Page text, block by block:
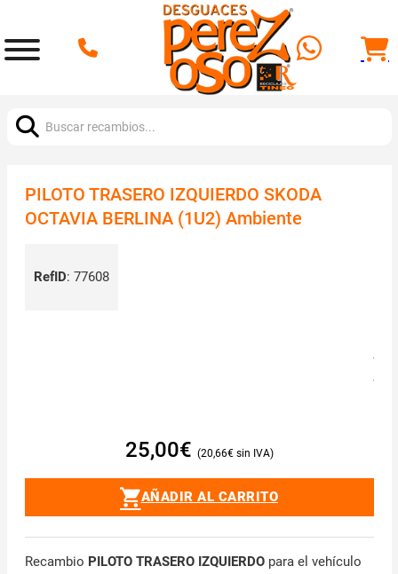
PILOTO TRASERO IZQUIERDO SKODA
OCTAVIA BERLINA (1U2) Ambiente
RefID: 77608
25,00€ 20,66€
AÑADIR AL CARRITO
Recambio PILOTO TRASERO IZQUIERDOpara el vehículo